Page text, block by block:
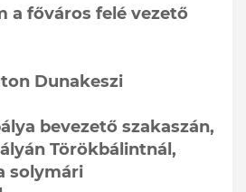
a főváros felé vezető
Dunakeszi
bevezető szakaszán,
Törökbálintnál,
solymári